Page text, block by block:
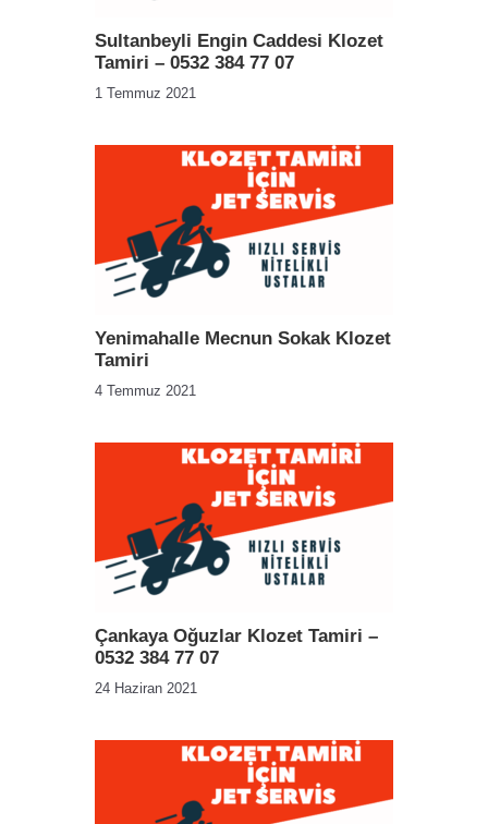
Sultanbeyli Engin Caddesi Klozet
Tamiri – 0532 384 77 07
1 Temmuz 2021
Yenimahalle Mecnun Sokak Klozet
Tamiri
4 Temmuz 2021
Çankaya Oğuzlar Klozet Tamiri –
0532 384 77 07
24 Haziran 2021